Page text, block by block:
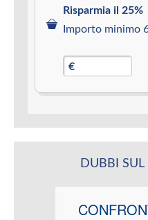
Risparmia il 25%
Importo minimo
€
DUBBI